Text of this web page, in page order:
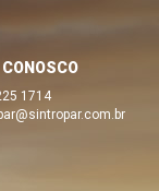
CONOSCO
1714